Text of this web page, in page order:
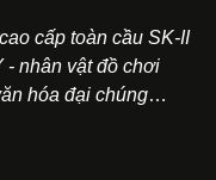
cấp toàn cầu SK-II
- nhân vật đồ chơi
hóa đại chúng